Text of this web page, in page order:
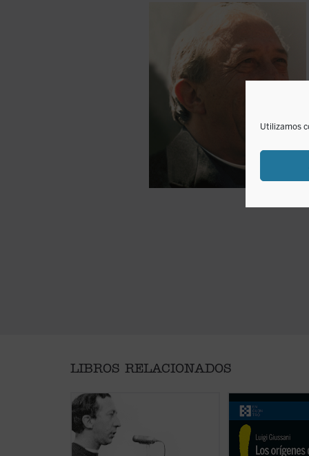
Utilizamos
LIBROS RELACIONADOS
En estas conferencias, la voz
profética de Luigi Giussani es
capaz de señalar, incluso en ese
momento histórico convulso entre
En este libro
Luigi Giussani se
cuestión decisiva
su pretensión